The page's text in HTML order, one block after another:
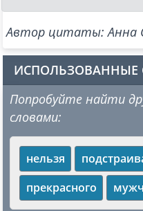
Автор цитаты: Анна
ИСПОЛЬЗОВАННЫЕ
Попробуйте найти
словами:
нельзя
прекрасного